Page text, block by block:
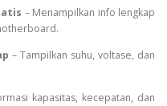
– Menampilkan info lengkap
– Tampilkan suhu, voltase, dan
kapasitas, kecepatan, dan